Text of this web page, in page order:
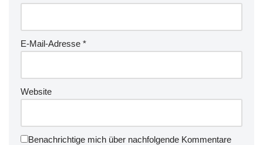
E-Mail-Adresse *
Website
Benachrichtige mich über nachfolgende Kommentare